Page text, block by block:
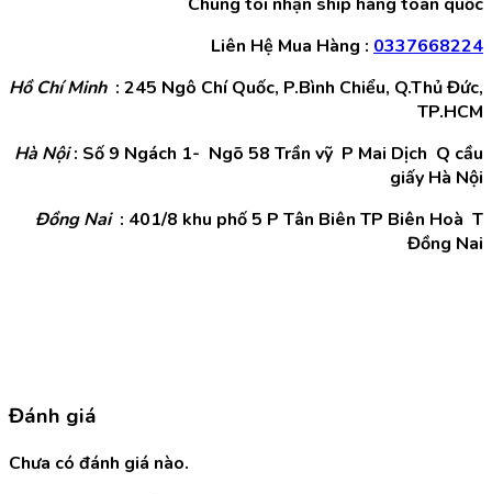
Liên Hệ Mua Hàng : 0337668224
Hồ Chí Minh: 245 Ngô Chí Quốc, P.Bình Chiểu, Q.Thủ Đức,
TP.HCM
Hà Nội: Số 9 Ngách 1- Ngõ 58 Trần vỹ P Mai Dịch Q cầu
giấy Hà Nội
Đồng Nai: 401/8 khu phố 5 P Tân Biên TP Biên Hoà T
Đồng Nai
Đánh giá
Chưa có đánh giá nào.